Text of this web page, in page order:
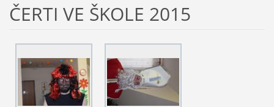
ČERTI VE ŠKOLE 2015